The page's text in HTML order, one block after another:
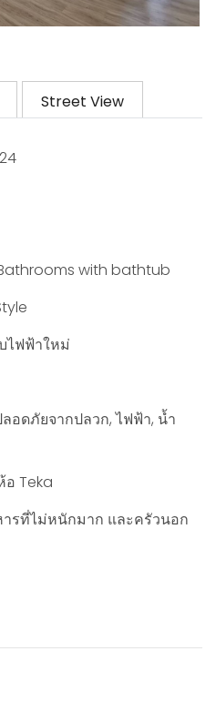
Street View
with bathtub
ไฟฟ้าใหม่
อดภัยจากปลวก, ไฟฟ้า, น้ำ
อ Teka
รที่ไม่หนักมาก และครัวนอก